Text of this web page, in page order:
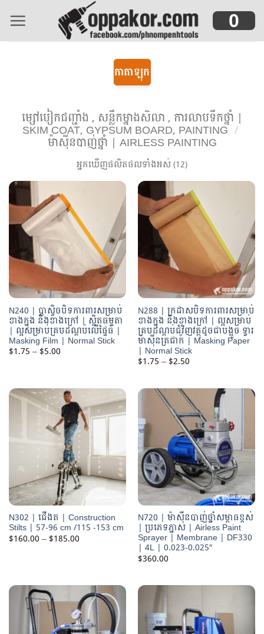
0
ម្សៅបៀកជញ្ជាំង , សន្លឹកម្នាងសិលា , ការលាបទឹកថ្នាំ |
SKIM COAT, GYPSUM BOARD, PAINTING /
ម៉ាស៊ីនបាញ់ថ្នាំ | AIRLESS PAINTING
កាតាឡុក
អ្នកឃើញផលិតផលទាំងអស់ (12)
N240 | ប្លាស្ទិចបិទការពារសម្រាប់
ខាងក្នុង និងខាងក្រៅ | ស្អិតធម្មតា
| ល្អសម្រាប់គ្របដណ្ដប់លើផ្ទៃធំ |
Masking Film | Normal Stick
$1.75 –$5.00Price
range:
N288 | ក្រដាសបិទការពារសម្រាប់
ខាងក្នុង និងខាងក្រៅ | ល្អសម្រាប់
គ្របដណ្ដប់ជុំវិញវត្ថុដូចជាបង្អួច ទ្វារ
ម៉ាស៊ីនត្រជាក់ | Masking Paper
| Normal Stick
$1.75 –$2.50Price
range:
$2.50
N302 | ជើងត | Construction
Stilts | 57-96 cm /115 -153 cm
$160.00 –$185.00Price
range:
N720 | ម៉ាស៊ីនបាញ់ថ្នាំសម្ពាធខ្ពស់
| ប្រភេទភ្នាស | Airless Paint
Sprayer | Membrane | DF330
| 4L | 0.023-0.025″
$360.00